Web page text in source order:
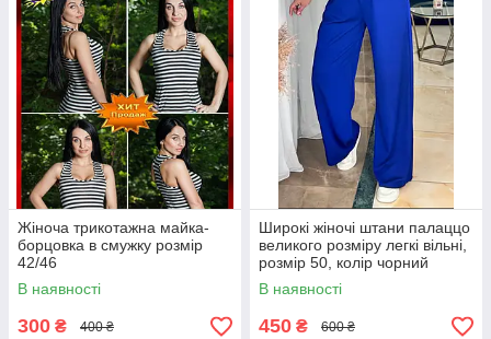
Жіноча трикотажна майка-
борцовка в смужку розмір
42/46
В наявності
300 ₴ 400 ₴
Широкі жіночі штани палаццо
великого розміру легкі вільні,
розмір 50, колір чорний
В наявності
450 ₴ 600 ₴